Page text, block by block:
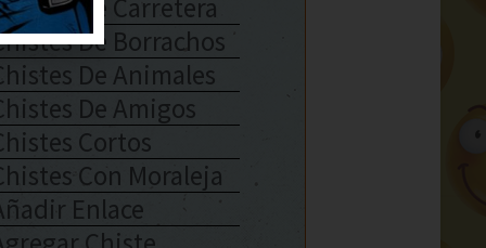
De Carretera
De Borrachos
De Animales
De Amigos
Cortos
Con Moraleja
Enlace